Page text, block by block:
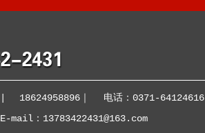
18624958896
电话：0371-64124616
E-mail：13783422431@163.com